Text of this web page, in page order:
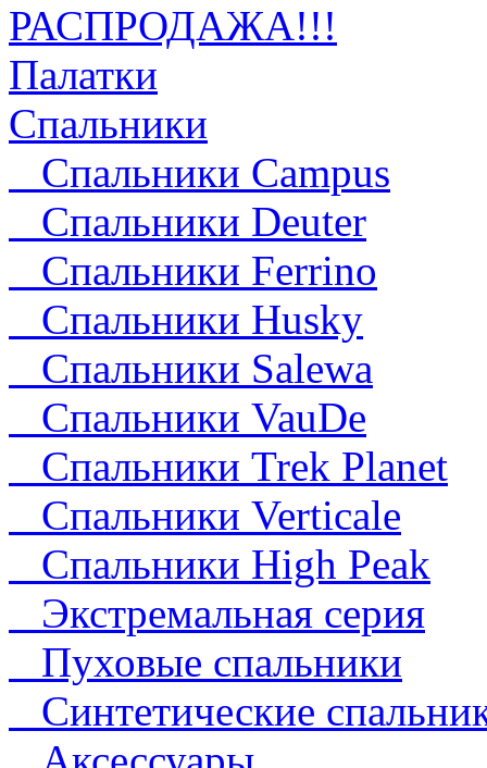
РАСПРОДАЖА!!!
Палатки
Спальники
Спальники Campus
Спальники Deuter
Cпальники Ferrino
Спальники Husky
Спальники Salewa
Спальники VauDe
Спальники Trek Planet
Спальники Verticale
Спальники High Peak
Экстремальная серия
Пуховые спальники
Синтетические